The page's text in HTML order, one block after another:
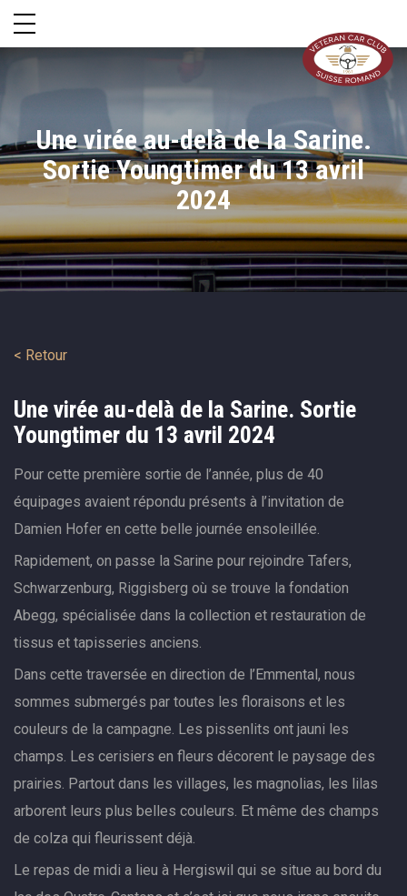
Une virée au-delà de la Sarine.
Sortie Youngtimer du 13 avril
2024
< Retour
Une virée au-delà de la Sarine. Sortie
Youngtimer du 13 avril 2024
Pour cette première sortie de l’année, plus de 40
équipages avaient répondu présents à l’invitation de
Damien Hofer en cette belle journée ensoleillée.
Rapidement, on passe la Sarine pour rejoindre Tafers,
Schwarzenburg, Riggisberg où se trouve la fondation
Abegg, spécialisée dans la collection et restauration de
tissus et tapisseries anciens.
Dans cette traversée en direction de l’Emmental, nous
sommes submergés par toutes les floraisons et les
couleurs de la campagne. Les pissenlits ont jauni les
champs. Les cerisiers en fleurs décorent le paysage des
prairies. Partout dans les villages, les magnolias, les lilas
arborent leurs plus belles couleurs. Et même des champs
de colza qui fleurissent déjà.
Le repas de midi a lieu à Hergiswil qui se situe au bord du